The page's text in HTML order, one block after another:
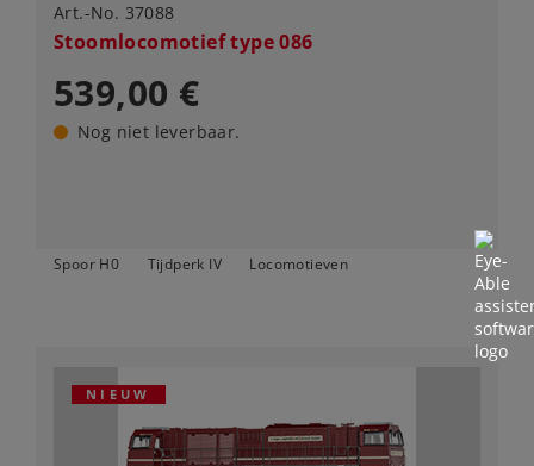
Art.-No. 37088
Stoomlocomotief type 086
539,00 €
Nog niet leverbaar.
Spoor H0 Tijdperk IV Locomotieven
NIEUW